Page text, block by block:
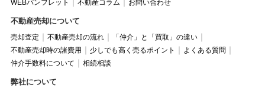
WEBパンフレット
不動産コラム お問い合わせ
不動産売却について
売却査定 不動産売却の流れ
「仲介」と「買取」の違い
不動産売却時の諸費用
少しでも高く売るポイント
よくある質問
仲介手数料について
相続相談
弊社について